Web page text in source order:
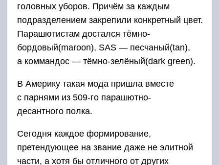
головных уборов. Причём за каждым
подразделением закрепили конкретный цвет.
Парашютистам достался тёмно-
бордовый(maroon), SAS — песчаный(tan),
а коммандос — тёмно-зелёный(dark green).
В Америку такая мода пришла вместе
с парнями из 509-го парашютно-
десантного полка.
Сегодня каждое формирование,
претендующее на звание даже не элитной
части, а хотя бы отличного от других